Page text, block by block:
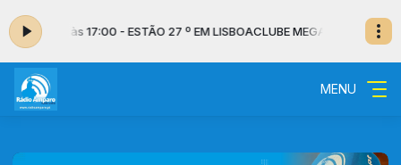
às 17:00 - ESTÃO 27 º EM LISBOACLUBE MEGAHERTZ com
MENU